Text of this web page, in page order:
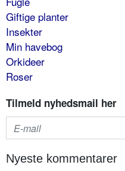
Giftige planter
Insekter
Min havebog
Orkideer
Roser
Tilmeld nyhedsmail her
Nyeste kommentarer